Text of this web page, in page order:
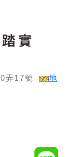
[九版]
（記帳
弄17號
地